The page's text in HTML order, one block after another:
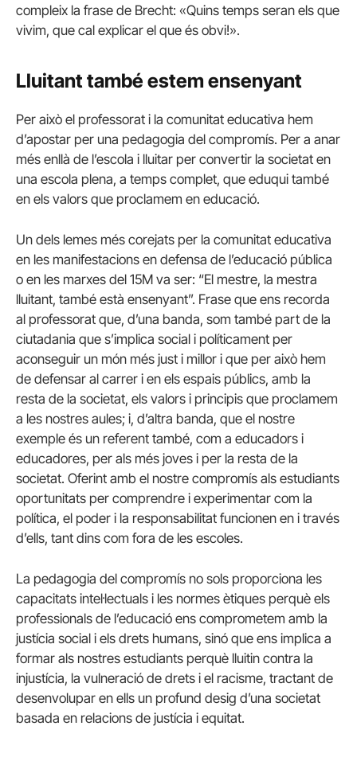
compleix la frase de Brecht: «Quins temps seran els que
vivim, que cal explicar el que és obvi!».
Lluitant també estem ensenyant
Per això el professorat i la comunitat educativa hem
d’apostar per una pedagogia del compromís. Per a anar
més enllà de l’escola i lluitar per convertir la societat en
una escola plena, a temps complet, que eduqui també
en els valors que proclamem en educació.
Un dels lemes més corejats per la comunitat educativa
en les manifestacions en defensa de l’educació pública
o en les marxes del 15M va ser: “El mestre, la mestra
lluitant, també està ensenyant”. Frase que ens recorda
al professorat que, d’una banda, som també part de la
ciutadania que s’implica social i políticament per
aconseguir un món més just i millor i que per això hem
de defensar al carrer i en els espais públics, amb la
resta de la societat, els valors i principis que proclamem
a les nostres aules; i, d’altra banda, que el nostre
exemple és un referent també, com a educadors i
educadores, per als més joves i per la resta de la
societat. Oferint amb el nostre compromís als estudiants
oportunitats per comprendre i experimentar com la
política, el poder i la responsabilitat funcionen en i través
d’ells, tant dins com fora de les escoles.
La pedagogia del compromís no sols proporciona les
capacitats intel·lectuals i les normes ètiques perquè els
professionals de l’educació ens comprometem amb la
justícia social i els drets humans, sinó que ens implica a
formar als nostres estudiants perquè lluitin contra la
injustícia, la vulneració de drets i el racisme, tractant de
desenvolupar en ells un profund desig d’una societat
basada en relacions de justícia i equitat.